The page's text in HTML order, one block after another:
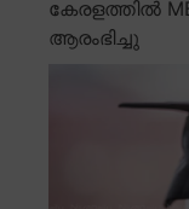
കേരളത്തിൽ
ആരംഭിച്ചു